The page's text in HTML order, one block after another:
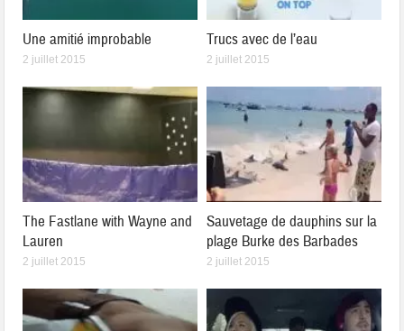
Une amitié improbable
2 juillet 2015
Trucs avec de l’eau
2 juillet 2015
The Fastlane with Wayne and
Lauren
2 juillet 2015
Sauvetage de dauphins sur la
plage Burke des Barbades
2 juillet 2015